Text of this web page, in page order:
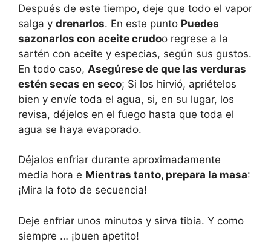
Después de este tiempo, deje que todo el vapor
salga y drenarlos. En este punto Puedes
sazonarlos con aceite crudoo regrese a la
sartén con aceite y especias, según sus gustos.
En todo caso, Asegúrese de que las verduras
estén secas en seco; Si los hirvió, apriételos
bien y envíe toda el agua, si, en su lugar, los
revisa, déjelos en el fuego hasta que toda el
agua se haya evaporado.
Déjalos enfriar durante aproximadamente
media hora e Mientras tanto, prepara la masa:
¡Mira la foto de secuencia!
Deje enfriar unos minutos y sirva tibia. Y como
siempre … ¡buen apetito!